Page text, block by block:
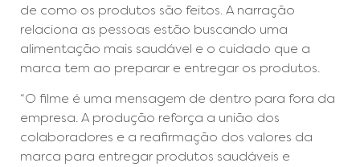
de como os produtos são feitos. A narração
relaciona as pessoas estão buscando uma
alimentação mais saudável e o cuidado que a
marca tem ao preparar e entregar os produtos.
“O filme é uma mensagem de dentro para fora da
empresa. A produção reforça a união dos
colaboradores e a reafirmação dos valores da
marca para entregar produtos saudáveis e